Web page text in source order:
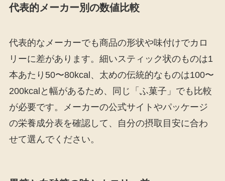
代表的メーカー別の数値比較
代表的なメーカーでも商品の形状や味付けでカロ
リーに差があります。細いスティック状のものは1
本あたり50〜80kcal、太めの伝統的なものは100〜
200kcalと幅があるため、同じ「ふ菓子」でも比較
が必要です。メーカーの公式サイトやパッケージ
の栄養成分表を確認して、自分の摂取目安に合わ
せて選んでください。